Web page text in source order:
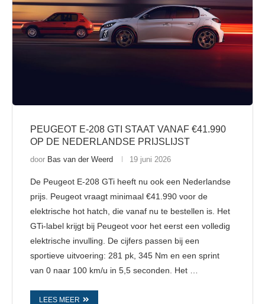
PEUGEOT E-208 GTI STAAT VANAF €41.990
OP DE NEDERLANDSE PRIJSLIJST
door Bas van der Weerd 19 juni 2026
De Peugeot E-208 GTi heeft nu ook een Nederlandse
prijs. Peugeot vraagt minimaal €41.990 voor de
elektrische hot hatch, die vanaf nu te bestellen is. Het
GTi-label krijgt bij Peugeot voor het eerst een volledig
elektrische invulling. De cijfers passen bij een
sportieve uitvoering: 281 pk, 345 Nm en een sprint
van 0 naar 100 km/u in 5,5 seconden. Het …
LEES MEER